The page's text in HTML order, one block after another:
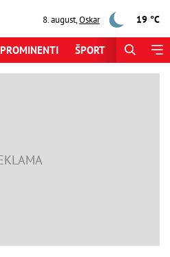
8. august,Oskar 19 °C
PROMINENTI ŠPORT